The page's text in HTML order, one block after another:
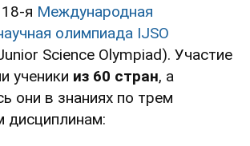
я Международная
олимпиада IJSO
Science Olympiad). Участие
ученики из 60 стран, а
они в знаниях по трем
дисциплинам: